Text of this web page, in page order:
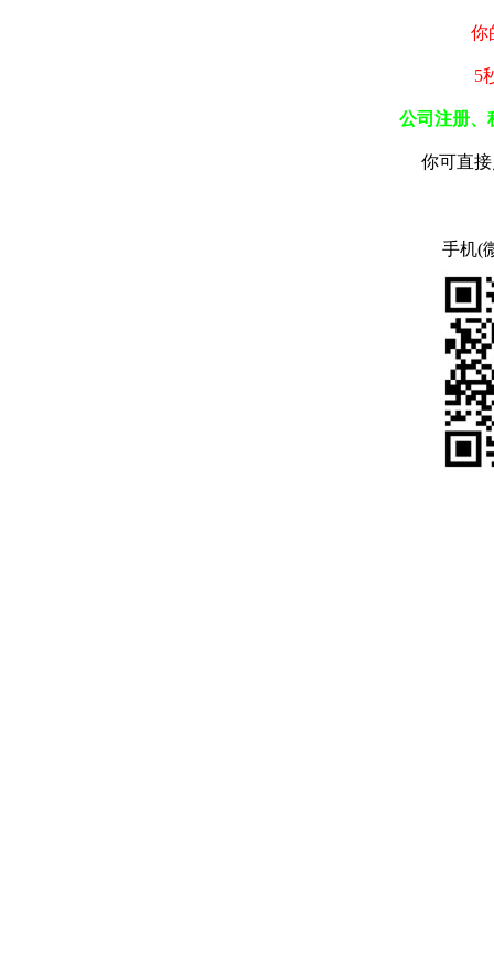
你
5
公司注册、
你可直
手机(